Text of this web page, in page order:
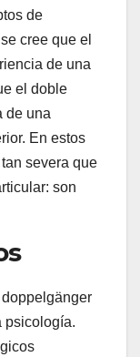
de
cree que el
de una
el doble
de una
En estos
severa que
son
psicología.